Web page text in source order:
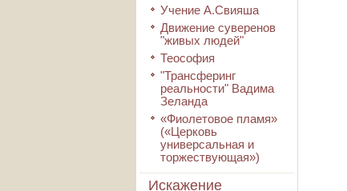
Учение А.Свияша
Движение суверенов
"живых людей"
Теософия
"Трансферинг
реальности" Вадима
Зеланда
«Фиолетовое пламя»
(«Церковь
универсальная и
торжествующая»)
Искажение